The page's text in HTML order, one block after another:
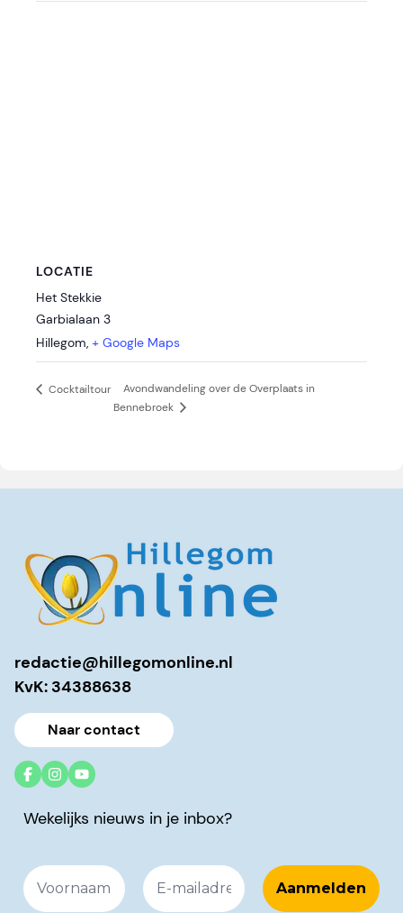
LOCATIE
Het Stekkie
Garbialaan 3
Hillegom, + Google Maps
Cocktailtour
Avondwandeling over de Overplaats in
Bennebroek
redactie@hillegomonline.nl
KvK: 34388638
Naar contact
Wekelijks nieuws in je inbox?